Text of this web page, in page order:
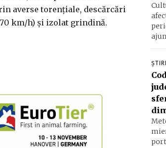
averse torențiale, descărcări
km/h) și izolat grindină.